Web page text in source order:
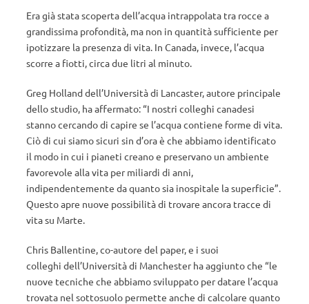
Era già stata scoperta dell’acqua intrappolata tra rocce a
grandissima profondità, ma non in quantità sufficiente per
ipotizzare la presenza di vita. In Canada, invece, l’acqua
scorre a fiotti, circa due litri al minuto.
Greg Holland dell’Università di Lancaster, autore principale
dello studio, ha affermato: “I nostri colleghi canadesi
stanno cercando di capire se l’acqua contiene forme di vita.
Ciò di cui siamo sicuri sin d’ora è che abbiamo identificato
il modo in cui i pianeti creano e preservano un ambiente
favorevole alla vita per miliardi di anni,
indipendentemente da quanto sia inospitale la superficie”.
Questo apre nuove possibilità di trovare ancora tracce di
vita su Marte.
Chris Ballentine, co-autore del paper, e i suoi
colleghi dell’Università di Manchester ha aggiunto che “le
nuove tecniche che abbiamo sviluppato per datare l’acqua
trovata nel sottosuolo permette anche di calcolare quanto